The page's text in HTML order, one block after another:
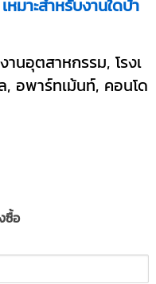
มาะสำหรับงานใดบ้า
านอุตสาหกรรม, โรงเ
, อพาร์ทเม้นท์, คอนโด
ซื้อ